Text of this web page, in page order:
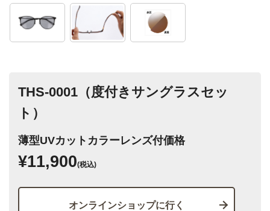
THS-0001（度付きサングラスセッ
ト）
薄型UVカットカラーレンズ付価格
¥11,900(税込)
オンラインショップに行く